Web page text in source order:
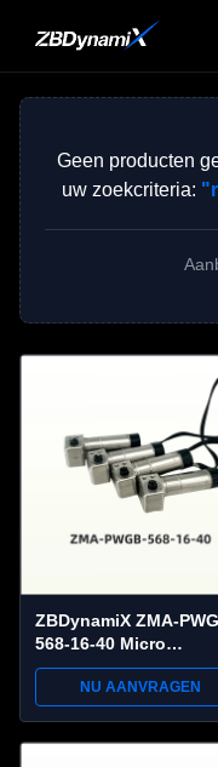
Geen producten
uw zoekcriteria:
ZBDynamiX ZMA-
568-16-40 Micro
Wormwielmotor | 600
mNm Stootkoppel,
Reductieverhouding
NU AANVRAGEN